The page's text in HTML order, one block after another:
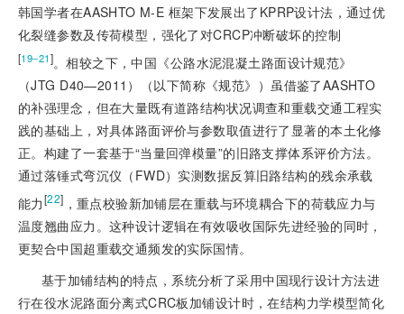
韩国学者在AASHTO M-E 框架下发展出了KPRP设计法，通过优
化裂缝参数及传荷模型，强化了对CRCP冲断破坏的控制
[19‒21]。相较之下，中国《公路水泥混凝土路面设计规范》
（JTG D40—2011）（以下简称《规范》）虽借鉴了AASHTO
的补强理念，但在大量既有道路结构状况调查和重载交通工程实
践的基础上，对具体路面评价与参数取值进行了显著的本土化修
正。构建了一套基于“当量回弹模量”的旧路支撑体系评价方法。
通过落锤式弯沉仪（FWD）实测数据反算旧路结构的残余承载
能力[22] ，重点校验新加铺层在重载与环境耦合下的荷载应力与
温度翘曲应力。这种设计逻辑在有效吸收国际先进经验的同时，
更契合中国超重载交通频发的实际国情。
基于加铺结构的特点，系统分析了采用中国现行设计方法进
行在役水泥路面分离式CRC板加铺设计时，在结构力学模型简化